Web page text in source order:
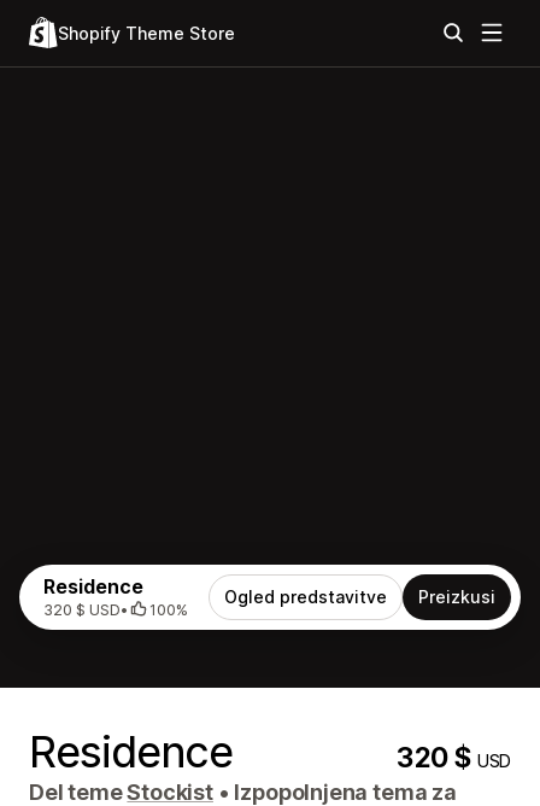
Shopify Theme Store
Residence
320 $ USD• 100%
Ogled predstavitve Preizkusi
Residence 320 $USD
Del temeStockist • Izpopolnjena tema za